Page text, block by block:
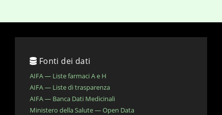
Fonti dei dati
AIFA — Liste farmaci A e H
AIFA — Liste di trasparenza
AIFA — Banca Dati Medicinali
Ministero della Salute — Open Data